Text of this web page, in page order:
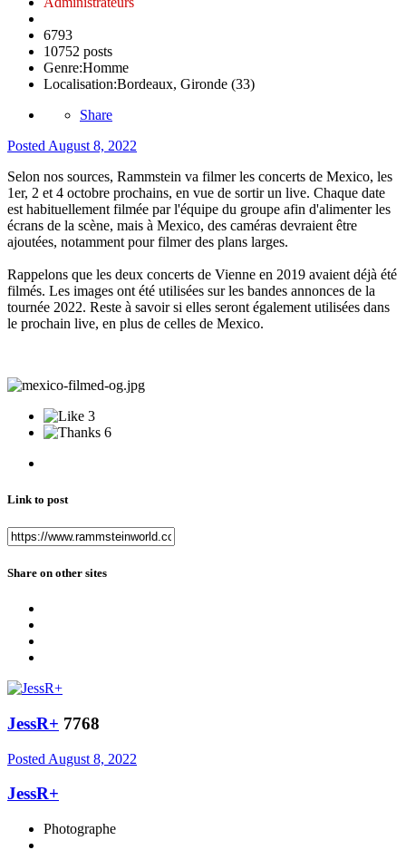
6793
10752 posts
Genre:Homme
Localisation:Bordeaux, Gironde (33)
Share
PostedAugust 8, 2022
Selon nos sources, Rammstein va filmer les concerts de Mexico, les
1er, 2 et 4 octobre prochains, en vue de sortir un live. Chaque date
est habituellement filmée par l'équipe du groupe afin d'alimenter les
écrans de la scène, mais à Mexico, des caméras devraient être
ajoutées, notamment pour filmer des plans larges.
Rappelons que les deux concerts de Vienne en 2019 avaient déjà été
filmés. Les images ont été utilisées sur les bandes annonces de la
tournée 2022. Reste à savoir si elles seront également utilisées dans
le prochain live, en plus de celles de Mexico.
3
6
Link to post
Share on other sites
JessR+ 7768
Posted August 8, 2022
JessR+
Photographe